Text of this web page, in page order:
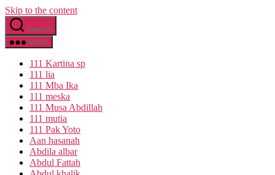
Skip to the content
Search
Menu
111 Kartina sp
111 lia
111 Mba Ika
111 meska
111 Musa Abdillah
111 mutia
111 Pak Yoto
Aan hasanah
Abdila albar
Abdul Fattah